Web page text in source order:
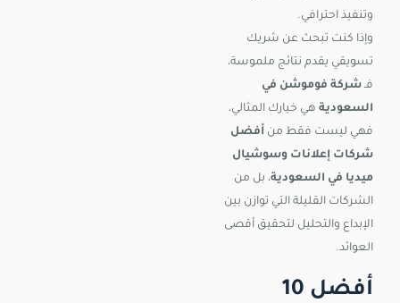
وتنفيذ احترافي.
وإذا كنت تبحث عن شريك
تسويقي يقدم نتائج ملموسة،
فـ شركة فوموشن في
السعودية هي خيارك المثالي،
فهي ليست فقط من أفضل
شركات إعلانات وسوشيال
ميديا في السعودية، بل من
الشركات القليلة التي توازن بين
الإبداع والتحليل لتحقيق أقصى
العوائد.
أفضل 10